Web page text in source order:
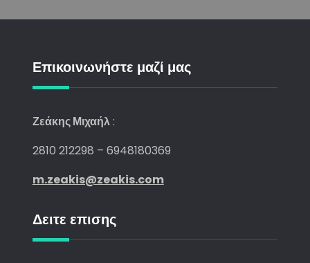
Επικοινωνήστε μαζί μας
Ζεάκης Μιχαήλ:
2810 212298 – 6948180369
m.zeakis@zeakis.com
Δειτε επισης